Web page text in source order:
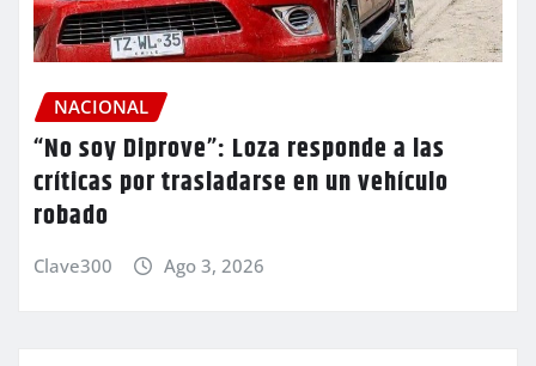
NACIONAL
“No soy Diprove”: Loza responde a las
críticas por trasladarse en un vehículo
robado
Clave300 Ago 3, 2026